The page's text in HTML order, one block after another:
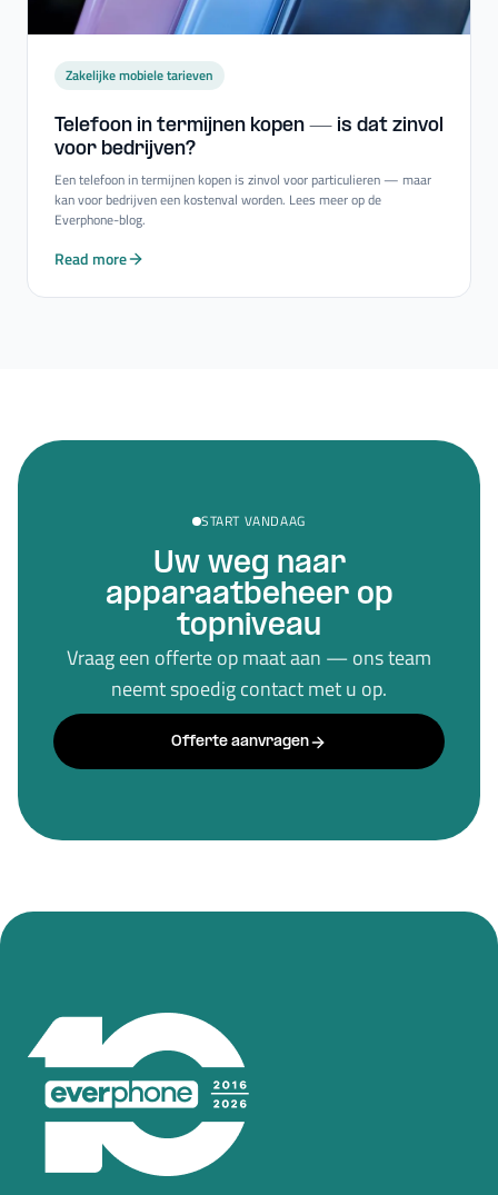
Zakelijke mobiele tarieven
Telefoon in termijnen kopen — is dat zinvol
voor bedrijven?
Een telefoon in termijnen kopen is zinvol voor particulieren — maar
kan voor bedrijven een kostenval worden. Lees meer op de
Everphone-blog.
Read more
START VANDAAG
Uw weg naar
apparaatbeheer op
topniveau
Vraag een offerte op maat aan — ons team
neemt spoedig contact met u op.
Offerte aanvragen